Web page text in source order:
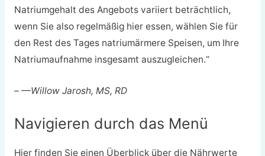
Natriumgehalt des Angebots variiert beträchtlich,
wenn Sie also regelmäßig hier essen, wählen Sie für
den Rest des Tages natriumärmere Speisen, um Ihre
Natriumaufnahme insgesamt auszugleichen.“
– —Willow Jarosh, MS, RD
Navigieren durch das Menü
Hier finden Sie einen Überblick über die Nährwerte